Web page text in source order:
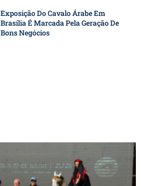
Exposição Do Cavalo Árabe Em
Brasília É Marcada Pela Geração De
Bons Negócios